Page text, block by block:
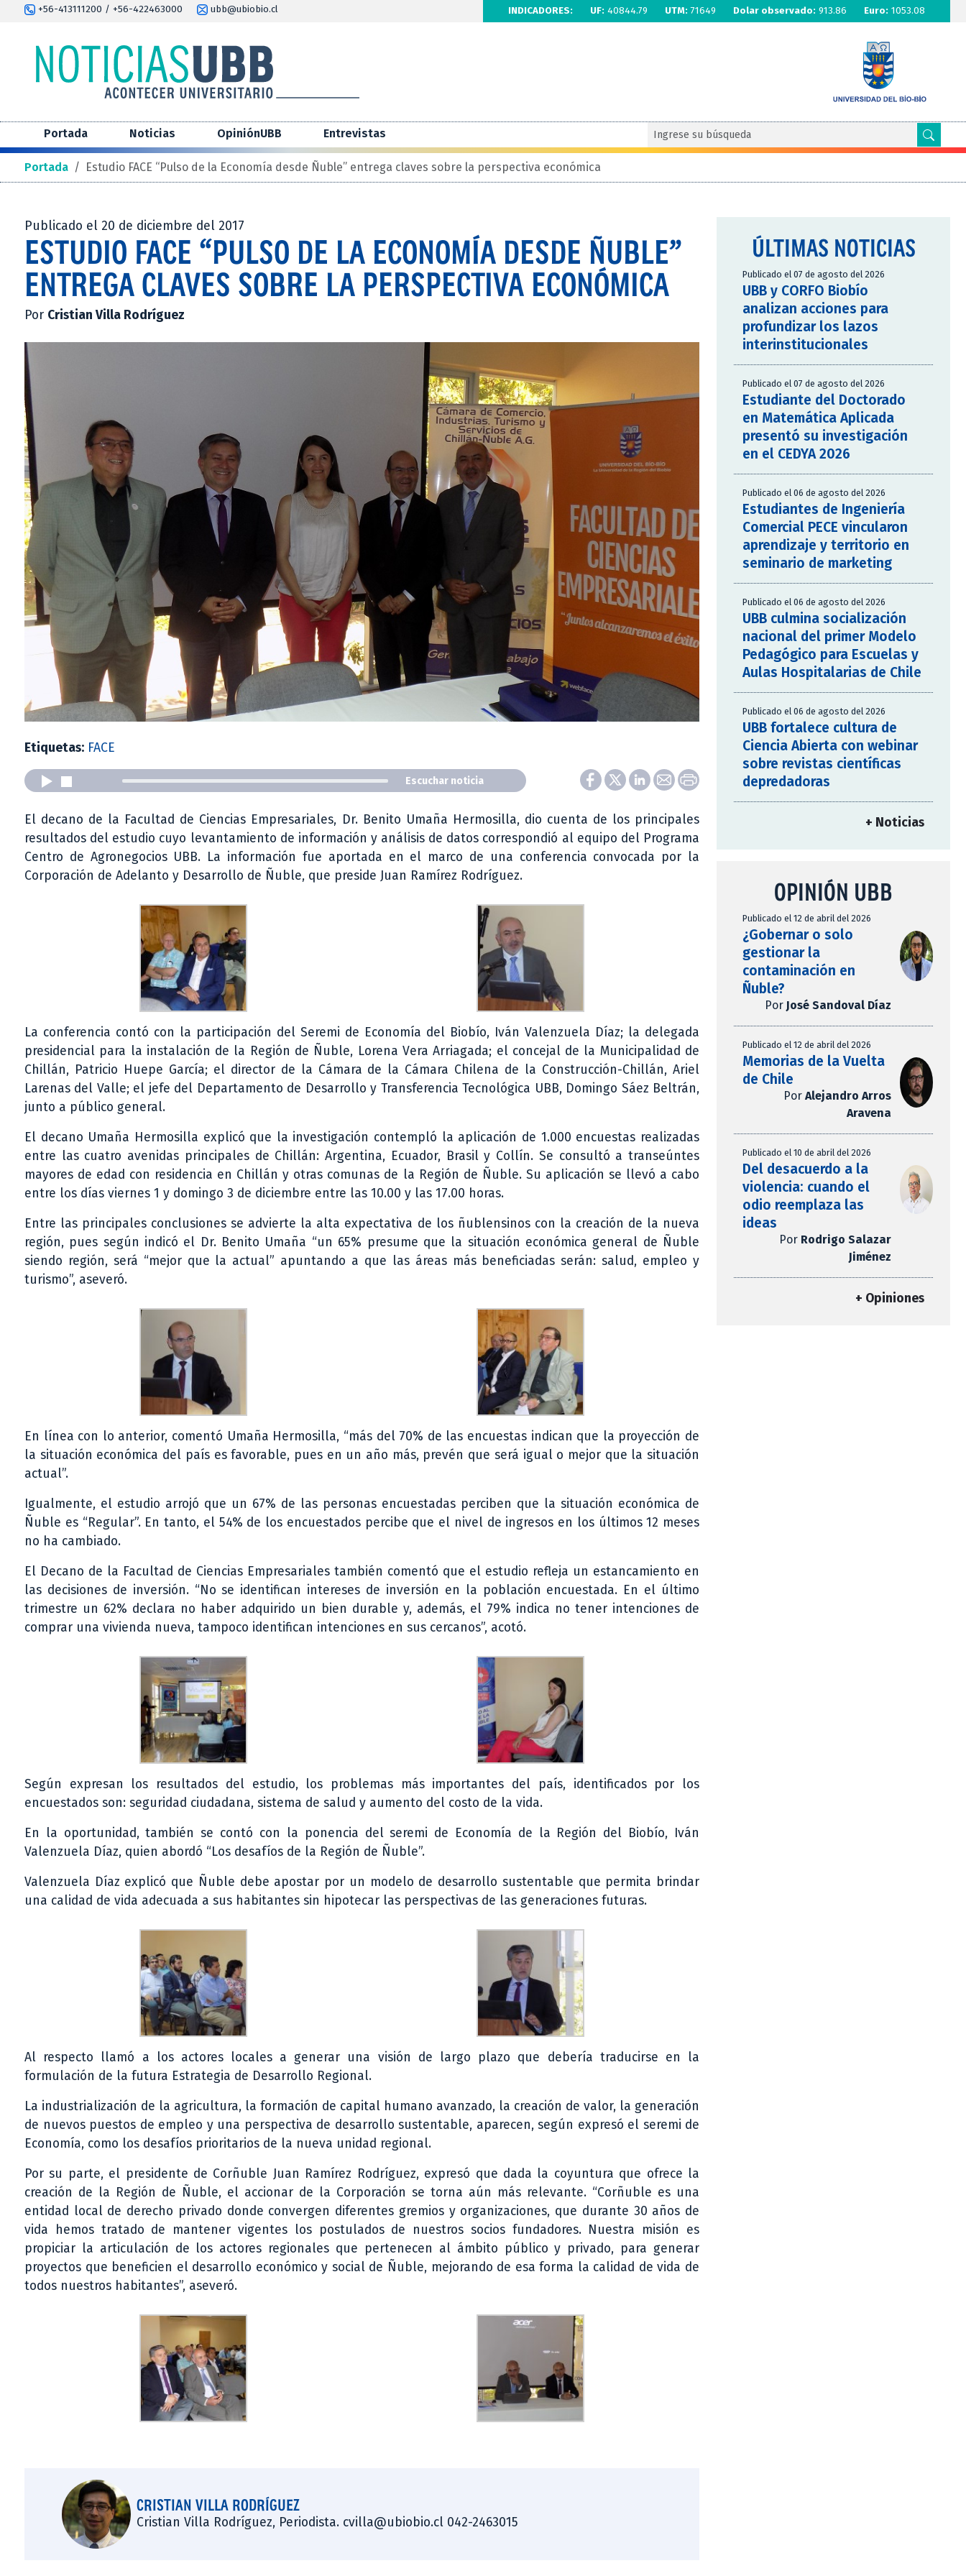
+56-413111200 / +56-422463000 ubb@ubiobio.cl INDICADORES: UF: 40844.79 UTM: 71649 Dolar observado: 913.86 Euro: 1053.08
Portada Noticias OpiniónUBB Entrevistas
Portada / Estudio FACE “Pulso de la Economía desde Ñuble” entrega claves sobre la perspectiva económica
Publicado el 20 de diciembre del 2017
ESTUDIO FACE “PULSO DE LA ECONOMÍA DESDE ÑUBLE”
ENTREGA CLAVES SOBRE LA PERSPECTIVA ECONÓMICA
Por Cristian Villa Rodríguez
Etiquetas: FACE
Escuchar noticia
El decano de la Facultad de Ciencias Empresariales, Dr. Benito Umaña Hermosilla, dio cuenta de los principales
resultados del estudio cuyo levantamiento de información y análisis de datos correspondió al equipo del Programa
Centro de Agronegocios UBB. La información fue aportada en el marco de una conferencia convocada por la
Corporación de Adelanto y Desarrollo de Ñuble, que preside Juan Ramírez Rodríguez.
La conferencia contó con la participación del Seremi de Economía del Biobío, Iván Valenzuela Díaz; la delegada
presidencial para la instalación de la Región de Ñuble, Lorena Vera Arriagada; el concejal de la Municipalidad de
Chillán, Patricio Huepe García; el director de la Cámara de la Cámara Chilena de la Construcción-Chillán, Ariel
Larenas del Valle; el jefe del Departamento de Desarrollo y Transferencia Tecnológica UBB, Domingo Sáez Beltrán,
junto a público general.
El decano Umaña Hermosilla explicó que la investigación contempló la aplicación de 1.000 encuestas realizadas
entre las cuatro avenidas principales de Chillán: Argentina, Ecuador, Brasil y Collín. Se consultó a transeúntes
mayores de edad con residencia en Chillán y otras comunas de la Región de Ñuble. Su aplicación se llevó a cabo
entre los días viernes 1 y domingo 3 de diciembre entre las 10.00 y las 17.00 horas.
Entre las principales conclusiones se advierte la alta expectativa de los ñublensinos con la creación de la nueva
región, pues según indicó el Dr. Benito Umaña “un 65% presume que la situación económica general de Ñuble
siendo región, será “mejor que la actual” apuntando a que las áreas más beneficiadas serán: salud, empleo y
turismo”, aseveró.
En línea con lo anterior, comentó Umaña Hermosilla, “más del 70% de las encuestas indican que la proyección de
la situación económica del país es favorable, pues en un año más, prevén que será igual o mejor que la situación
actual”.
Igualmente, el estudio arrojó que un 67% de las personas encuestadas perciben que la situación económica de
Ñuble es “Regular”. En tanto, el 54% de los encuestados percibe que el nivel de ingresos en los últimos 12 meses
no ha cambiado.
El Decano de la Facultad de Ciencias Empresariales también comentó que el estudio refleja un estancamiento en
las decisiones de inversión. “No se identifican intereses de inversión en la población encuestada. En el último
trimestre un 62% declara no haber adquirido un bien durable y, además, el 79% indica no tener intenciones de
comprar una vivienda nueva, tampoco identifican intenciones en sus cercanos”, acotó.
Según expresan los resultados del estudio, los problemas más importantes del país, identificados por los
encuestados son: seguridad ciudadana, sistema de salud y aumento del costo de la vida.
En la oportunidad, también se contó con la ponencia del seremi de Economía de la Región del Biobío, Iván
Valenzuela Díaz, quien abordó “Los desafíos de la Región de Ñuble”.
Valenzuela Díaz explicó que Ñuble debe apostar por un modelo de desarrollo sustentable que permita brindar
una calidad de vida adecuada a sus habitantes sin hipotecar las perspectivas de las generaciones futuras.
Al respecto llamó a los actores locales a generar una visión de largo plazo que debería traducirse en la
formulación de la futura Estrategia de Desarrollo Regional.
La industrialización de la agricultura, la formación de capital humano avanzado, la creación de valor, la generación
de nuevos puestos de empleo y una perspectiva de desarrollo sustentable, aparecen, según expresó el seremi de
Economía, como los desafíos prioritarios de la nueva unidad regional.
Por su parte, el presidente de Corñuble Juan Ramírez Rodríguez, expresó que dada la coyuntura que ofrece la
creación de la Región de Ñuble, el accionar de la Corporación se torna aún más relevante. “Corñuble es una
entidad local de derecho privado donde convergen diferentes gremios y organizaciones, que durante 30 años de
vida hemos tratado de mantener vigentes los postulados de nuestros socios fundadores. Nuestra misión es
propiciar la articulación de los actores regionales que pertenecen al ámbito público y privado, para generar
proyectos que beneficien el desarrollo económico y social de Ñuble, mejorando de esa forma la calidad de vida de
todos nuestros habitantes”, aseveró.
CRISTIAN VILLA RODRÍGUEZ
Cristian Villa Rodríguez, Periodista. cvilla@ubiobio.cl 042-2463015
ÚLTIMAS NOTICIAS
Publicado el 07 de agosto del 2026
UBB y CORFO Biobío
analizan acciones para
profundizar los lazos
interinstitucionales
Publicado el 07 de agosto del 2026
Estudiante del Doctorado
en Matemática Aplicada
presentó su investigación
en el CEDYA 2026
Publicado el 06 de agosto del 2026
Estudiantes de Ingeniería
Comercial PECE vincularon
aprendizaje y territorio en
seminario de marketing
Publicado el 06 de agosto del 2026
UBB culmina socialización
nacional del primer Modelo
Pedagógico para Escuelas y
Aulas Hospitalarias de Chile
Publicado el 06 de agosto del 2026
UBB fortalece cultura de
Ciencia Abierta con webinar
sobre revistas científicas
depredadoras
+ Noticias
OPINIÓN UBB
Publicado el 12 de abril del 2026
¿Gobernar o solo
gestionar la
contaminación en
Ñuble?
Por José Sandoval Díaz
Publicado el 12 de abril del 2026
Memorias de la Vuelta
de Chile
Por Alejandro Arros
Aravena
Publicado el 10 de abril del 2026
Del desacuerdo a la
violencia: cuando el
odio reemplaza las
ideas
Por Rodrigo Salazar
Jiménez
+ Opiniones